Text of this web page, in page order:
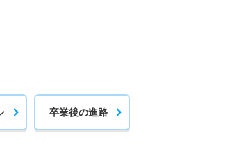
卒業後の進路